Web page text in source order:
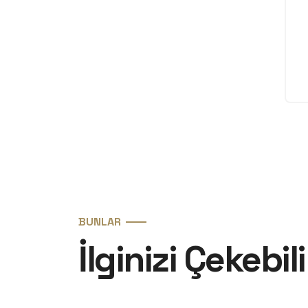
BUNLAR
İlginizi